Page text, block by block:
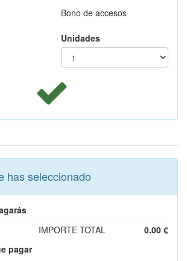
Bono de accesos
Unidades
has seleccionado
IMPORTE TOTAL
0.00 €
pagar